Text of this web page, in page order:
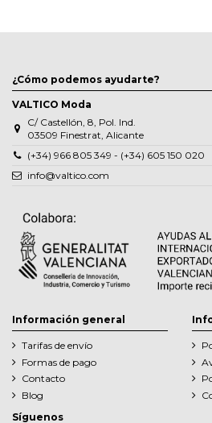
¿Cómo podemos ayudarte?
VALTICO Moda
C/ Castellón, 8, Pol. Ind.
03509 Finestrat, Alicante
(+34) 966 805 349 - (+34) 605 150 020
info@valtico.com
Información general
Tarifas de envío
Formas de pago
Contacto
Blog
Síguenos